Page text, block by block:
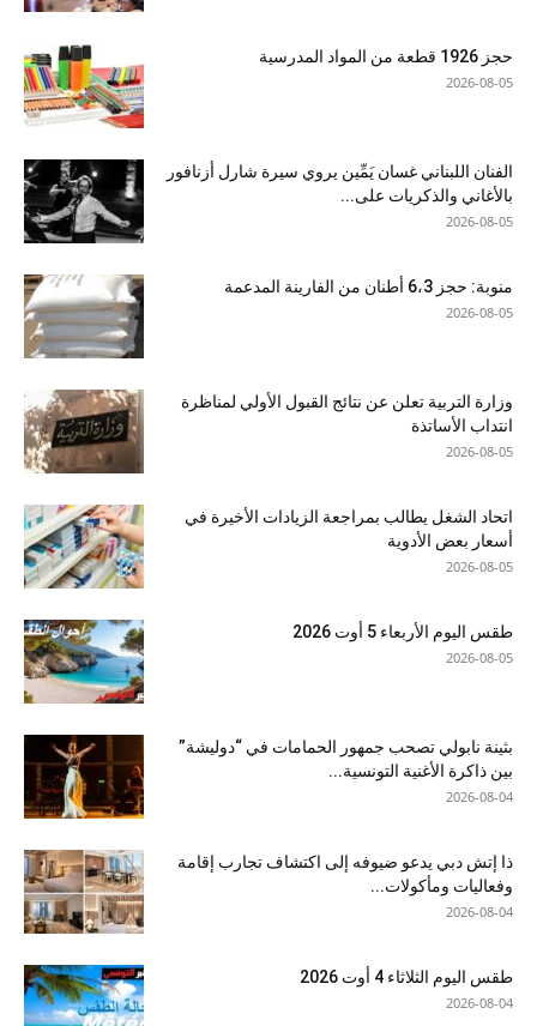
حجز 1926 قطعة من المواد المدرسية
2026-08-05
الفنان اللبناني غسان يَمِّين يروي سيرة شارل أزنافور
بالأغاني والذكريات على...
2026-08-05
منوبة: حجز 6،3 أطنان من الفارينة المدعمة
2026-08-05
وزارة التربية تعلن عن نتائج القبول الأولي لمناظرة
انتداب الأساتذة
2026-08-05
اتحاد الشغل يطالب بمراجعة الزيادات الأخيرة في
أسعار بعض الأدوية
2026-08-05
طقس اليوم الأربعاء 5 أوت 2026
2026-08-05
بثينة نابولي تصحب جمهور الحمامات في “دوليشة”
بين ذاكرة الأغنية التونسية...
2026-08-04
ذا إتش دبي يدعو ضيوفه إلى اكتشاف تجارب إقامة
وفعاليات ومأكولات...
2026-08-04
طقس اليوم الثلاثاء 4 أوت 2026
2026-08-04